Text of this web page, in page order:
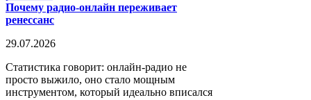
Почему радио-онлайн переживает
ренессанс
29.07.2026
Статистика говорит: онлайн-радио не
просто выжило, оно стало мощным
инструментом, который идеально вписался